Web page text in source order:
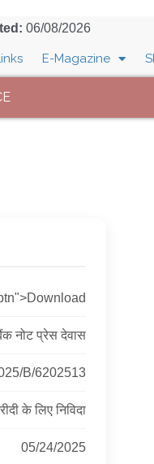
06/08/2026
E-Magazine
नोट प्रेस देवास
B/6202513
के लिए निविदा
05/24/2025